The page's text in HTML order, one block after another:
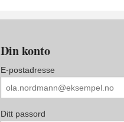
Din konto
E-postadresse
Ditt passord